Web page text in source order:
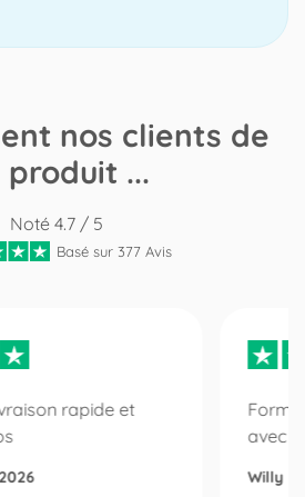
nos clients de
produit ...
Noté 4.7 / 5
Basé sur 377 Avis
rapide et
avec
Willy